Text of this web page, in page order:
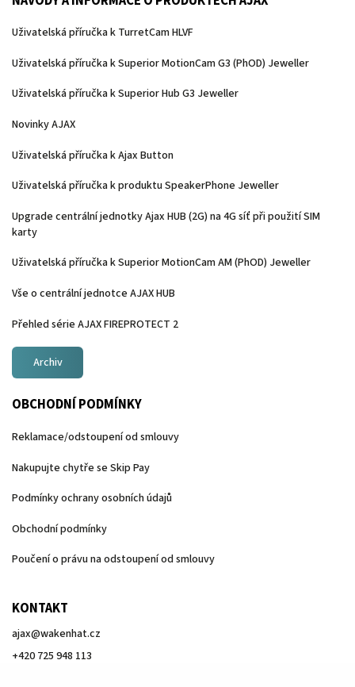
Uživatelská příručka k TurretCam HLVF
Uživatelská příručka k Superior MotionCam G3 (PhOD) Jeweller
Uživatelská příručka k Superior Hub G3 Jeweller
Novinky AJAX
Uživatelská příručka k Ajax Button
Uživatelská příručka k produktu SpeakerPhone Jeweller
Upgrade centrální jednotky Ajax HUB (2G) na 4G síť při použití SIM
karty
Uživatelská příručka k Superior MotionCam AM (PhOD) Jeweller
Vše o centrální jednotce AJAX HUB
Přehled série AJAX FIREPROTECT 2
Archiv
OBCHODNÍ PODMÍNKY
Reklamace/odstoupení od smlouvy
Nakupujte chytře se Skip Pay
Podmínky ochrany osobních údajů
Obchodní podmínky
Poučení o právu na odstoupení od smlouvy
KONTAKT
ajax@wakenhat.cz
+420 725 948 113